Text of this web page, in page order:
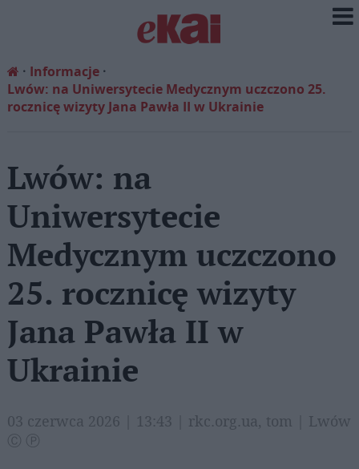
Informacje
Lwów: na Uniwersytecie Medycznym uczczono 25.
rocznicę wizyty Jana Pawła II w Ukrainie
Lwów: na
Uniwersytecie
Medycznym uczczono
25. rocznicę wizyty
Jana Pawła II w
Ukrainie
03 czerwca 2026 | 13:43 | rkc.org.ua, tom | Lwów
Ⓒ Ⓟ